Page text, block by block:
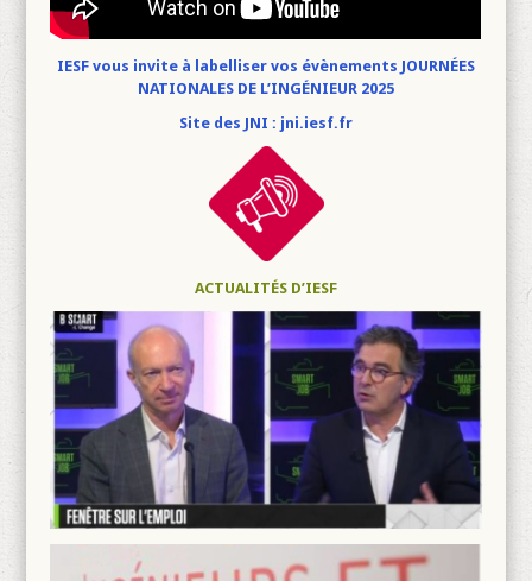
IESF vous invite à labelliser vos évènements JOURNÉES
NATIONALES DE L’INGÉNIEUR 2025
Site des JNI : jni.iesf.fr
ACTUALITÉS D’IESF